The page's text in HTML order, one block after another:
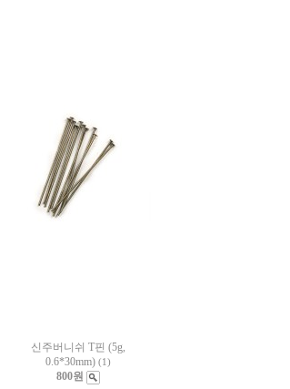
신주버니쉬 T핀 (5g,
0.6*30mm) (1)
800원